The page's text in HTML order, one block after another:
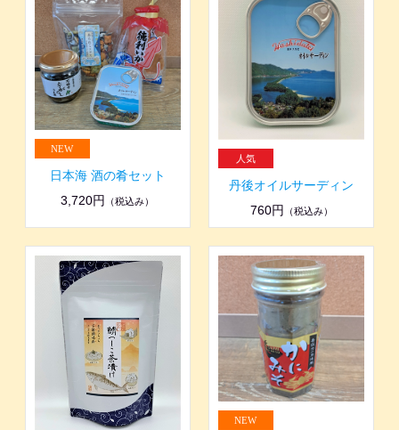
日本海 酒の肴セット
3,720円
（税込み）
丹後オイルサーディン
760円
（税込み）